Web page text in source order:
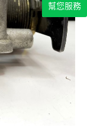
幫您服務